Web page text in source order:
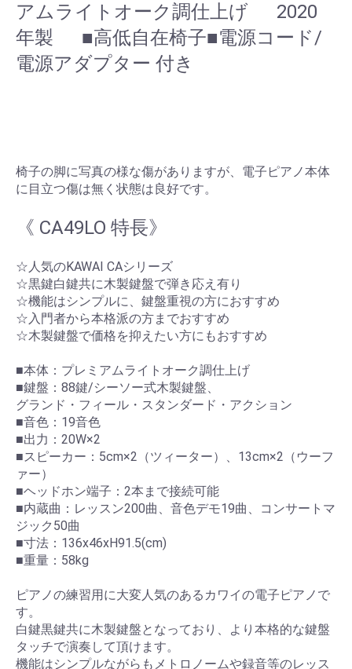
アムライトオーク調仕上げ 2020
年製 ■高低自在椅子■電源コード/
電源アダプター 付き
椅子の脚に写真の様な傷がありますが、電子ピアノ本体
に目立つ傷は無く状態は良好です。
《 CA49LO 特長》
☆人気のKAWAI CAシリーズ
☆黒鍵白鍵共に木製鍵盤で弾き応え有り
☆機能はシンプルに、鍵盤重視の方におすすめ
☆入門者から本格派の方までおすすめ
☆木製鍵盤で価格を抑えたい方にもおすすめ
■本体：プレミアムライトオーク調仕上げ
■鍵盤：88鍵/シーソー式木製鍵盤、
グランド・フィール・スタンダード・アクション
■音色：19音色
■出力：20W×2
■スピーカー：5cm×2（ツィーター）、13cm×2（ウーフ
ァー）
■ヘッドホン端子：2本まで接続可能
■内蔵曲：レッスン200曲、音色デモ19曲、コンサートマ
ジック50曲
■寸法：136x46xH91.5(cm)
■重量：58kg
ピアノの練習用に大変人気のあるカワイの電子ピアノで
す。
白鍵黒鍵共に木製鍵盤となっており、より本格的な鍵盤
タッチで演奏して頂けます。
機能はシンプルながらもメトロノームや録音等のレッス